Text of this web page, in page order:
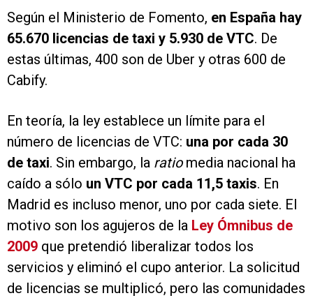
Según el Ministerio de Fomento, en España hay
65.670 licencias de taxi y 5.930 de VTC. De
estas últimas, 400 son de Uber y otras 600 de
Cabify.
En teoría, la ley establece un límite para el
número de licencias de VTC: una por cada 30
de taxi. Sin embargo, la ratiomedia nacional ha
caído a sólo un VTC por cada 11,5 taxis. En
Madrid es incluso menor, uno por cada siete. El
motivo son los agujeros de la Ley Ómnibus de
2009 que pretendió liberalizar todos los
servicios y eliminó el cupo anterior. La solicitud
de licencias se multiplicó, pero las comunidades